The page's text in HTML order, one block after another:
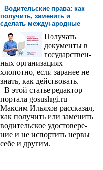
Водительские права: как
получить, заменить и
сделать международ­ные
Получать
доку­менты в
государствен­
ных организациях
хлопотно, если заранее не
знать, как действовать.
В этой статье редактор
портала gosuslugi.ru
Максим Ильяхов рассказал,
как получить или заменить
водительское удостовере­
ние и не испортить нервы
себе и другим.